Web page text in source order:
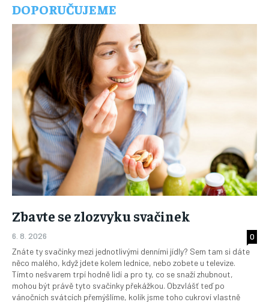
DOPORUČUJEME
Zbavte se zlozvyku svačinek
6. 8. 2026
0
Znáte ty svačinky mezi jednotlivými denními jídly? Sem tam si dáte
něco malého, když jdete kolem lednice, nebo zobete u televize.
Tímto nešvarem trpí hodně lidí a pro ty, co se snaží zhubnout,
mohou být právě tyto svačinky překážkou. Obzvlášť teď po
vánočních svátcích přemýšlíme, kolik jsme toho cukroví vlastně